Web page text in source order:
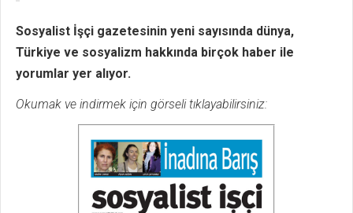
Sosyalist İşçi gazetesinin yeni sayısında dünya,
Türkiye ve sosyalizm hakkında birçok haber ile
yorumlar yer alıyor.
Okumak ve indirmek için görseli tıklayabilirsiniz: